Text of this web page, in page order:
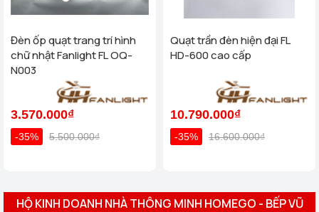
Đèn ốp quạt trang trí hình
chữ nhật Fanlight FL OQ-
N003
3.570.000₫
-35% 5.500.000₫
Quạt trần đèn hiện đại FL
HD-600 cao cấp
10.790.000₫
-35% 16.600.000₫
HỘ KINH DOANH NHÀ THÔNG MINH HOMEGO - BẾP VŨ